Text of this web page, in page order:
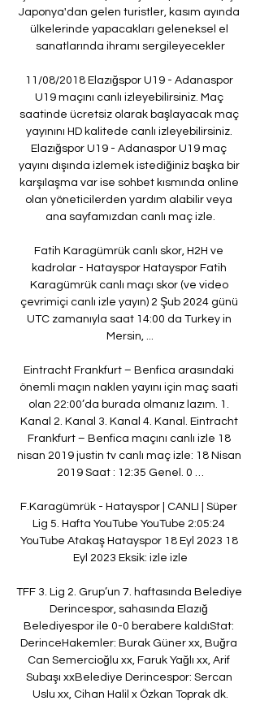
Japonya'dan gelen turistler, kasım ayında
ülkelerinde yapacakları geleneksel el
sanatlarında ihramı sergileyecekler
11/08/2018 Elazığspor U19 - Adanaspor
U19 maçını canlı izleyebilirsiniz. Maç
saatinde ücretsiz olarak başlayacak maç
yayınını HD kalitede canlı izleyebilirsiniz.
Elazığspor U19 - Adanaspor U19 maç
yayını dışında izlemek istediğiniz başka bir
karşılaşma var ise sohbet kısmında online
olan yöneticilerden yardım alabilir veya
ana sayfamızdan canlı maç izle.
Fatih Karagümrük canlı skor, H2H ve
kadrolar - Hatayspor Hatayspor Fatih
Karagümrük canlı maçı skor (ve video
çevrimiçi canlı izle yayın) 2 Şub 2024 günü
UTC zamanıyla saat 14:00 da Turkey in
Mersin, ...
Eintracht Frankfurt – Benfica arasındaki
önemli maçın naklen yayını için maç saati
olan 22:00’da burada olmanız lazım. 1.
Kanal 2. Kanal 3. Kanal 4. Kanal. Eintracht
Frankfurt – Benfica maçını canlı izle 18
nisan 2019 justin tv canlı maç izle: 18 Nisan
2019 Saat : 12:35 Genel. 0 …
F.Karagümrük - Hatayspor | CANLI | Süper
Lig 5. Hafta YouTube YouTube 2:05:24
YouTube Atakaş Hatayspor 18 Eyl 2023 18
Eyl 2023 Eksik: izle izle
TFF 3. Lig 2. Grup’un 7. haftasında Belediye
Derincespor, sahasında Elazığ
Belediyespor ile 0-0 berabere kaldıStat:
DerinceHakemler: Burak Güner xx, Buğra
Can Semercioğlu xx, Faruk Yağlı xx, Arif
Subaşı xxBelediye Derincespor: Sercan
Uslu xx, Cihan Halil x Özkan Toprak dk.